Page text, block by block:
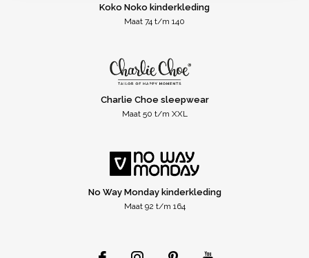
Koko Noko kinderkleding
Maat 74 t/m 140
Charlie Choe sleepwear
Maat 50 t/m XXL
No Way Monday kinderkleding
Maat 92 t/m 164